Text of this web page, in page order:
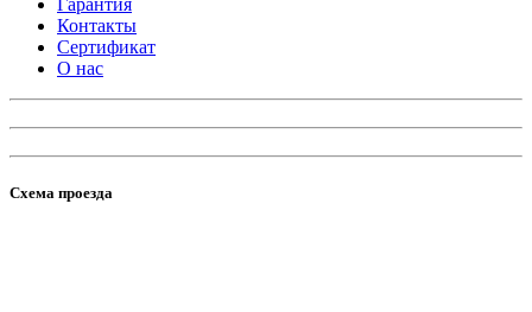
Контакты
Сертификат
О нас
Схема проезда